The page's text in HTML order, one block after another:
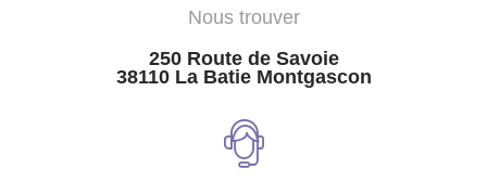
Nous trouver
250 Route de Savoie
38110 La Batie Montgascon